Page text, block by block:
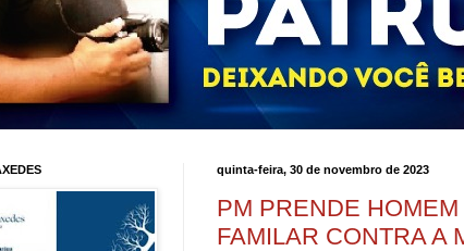
quinta-feira, 30 de novembro de 2023
PM PRENDE
FAMILAR CONTRA A